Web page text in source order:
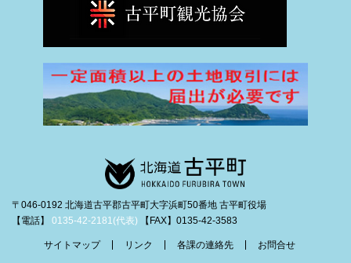
〒046-0192 北海道古平郡古平町大字浜町50番地 古平町役場
【電話】 0135-42-2181(代表) 【FAX】0135-42-3583
サイトマップ リンク 各課の連絡先 お問合せ